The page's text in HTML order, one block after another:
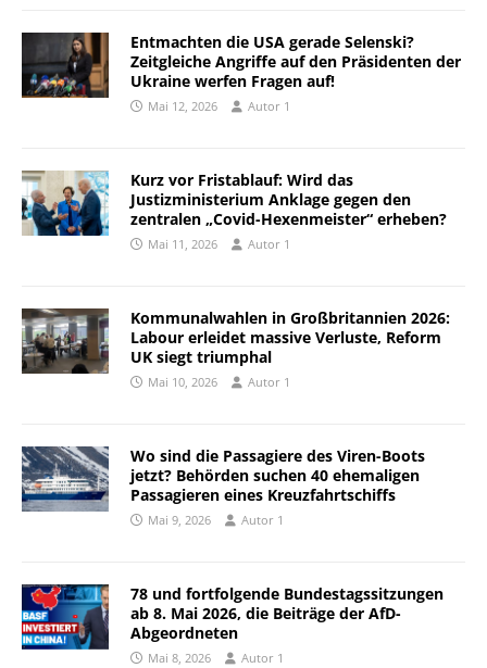
Entmachten die USA gerade Selenski?
Zeitgleiche Angriffe auf den Präsidenten der
Ukraine werfen Fragen auf!
Mai 12, 2026 Autor 1
Kurz vor Fristablauf: Wird das
Justizministerium Anklage gegen den
zentralen „Covid-Hexenmeister“ erheben?
Mai 11, 2026 Autor 1
Kommunalwahlen in Großbritannien 2026:
Labour erleidet massive Verluste, Reform
UK siegt triumphal
Mai 10, 2026 Autor 1
Wo sind die Passagiere des Viren-Boots
jetzt? Behörden suchen 40 ehemaligen
Passagieren eines Kreuzfahrtschiffs
Mai 9, 2026 Autor 1
78 und fortfolgende Bundestagssitzungen
ab 8. Mai 2026, die Beiträge der AfD-
Abgeordneten
Mai 8, 2026 Autor 1